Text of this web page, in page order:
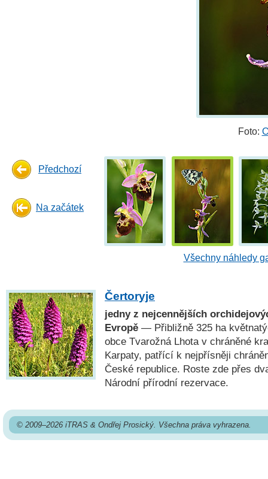
Foto:
Předchozí
Na začátek
Všechny náhledy
Čertoryje
jedny z nejcennějších
Evropě — Přibližně 325 ha
obce Tvarožná Lhota v chráněné
Karpaty, patřící k nejpřísněji
České republice. Roste zde přes
Národní přírodní rezervace.
© 2009–2026 iTRAS & Ondřej Prosický. Všechna práva vyhrazena.